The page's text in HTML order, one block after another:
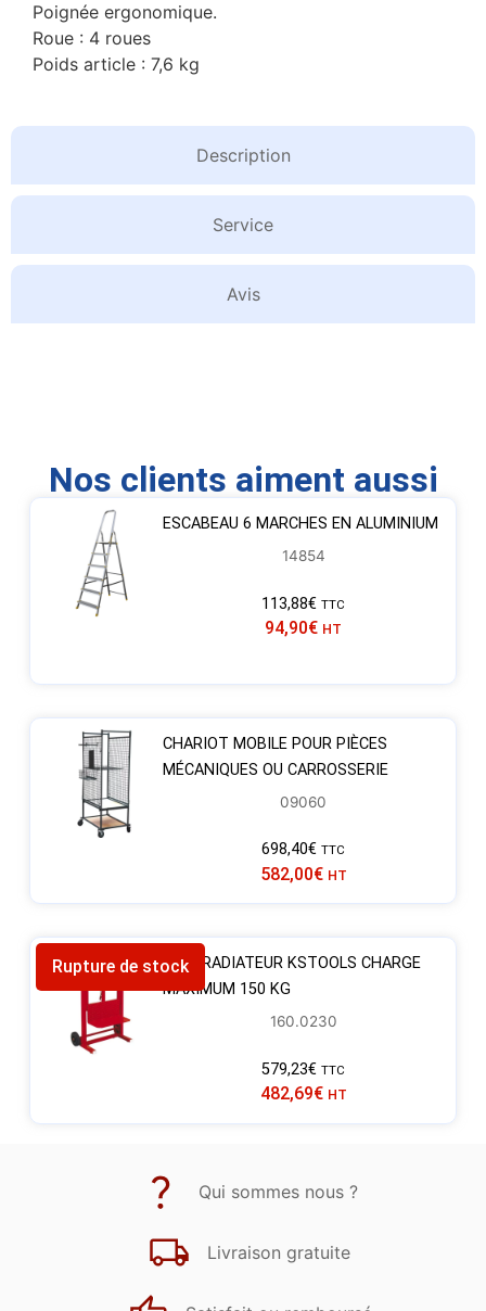
Description
Service
Avis
Poignée ergonomique.
Roue : 4 roues
Poids article : 7,6 kg
Nos clients aiment aussi
ESCABEAU 6 MARCHES EN ALUMINIUM
14854
113,88€ TTC
94,90€ HT
CHARIOT MOBILE POUR PIÈCES
MÉCANIQUES OU CARROSSERIE
09060
698,40€ TTC
582,00€ HT
Rupture de stockLÈVE RADIATEUR KSTOOLS CHARGE
MAXIMUM 150 KG
160.0230
579,23€ TTC
482,69€ HT
Qui sommes nous ?
Livraison gratuite